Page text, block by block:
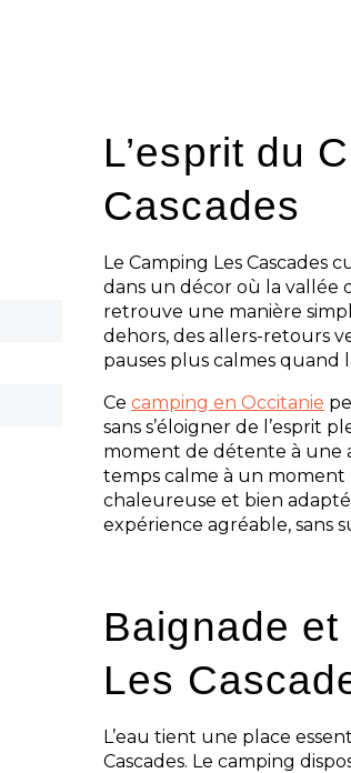
L’esprit du
Cascades
Le Camping Les Cascades
dans un décor où la vallée
retrouve une manière
dehors, des allers-retours
pauses plus calmes quand
Cecamping en Occitanie
sans s’éloigner de l’esprit
moment de détente à une
temps calme à un moment
chaleureuse et bien
expérience agréable, sans
Baignade
Les
L’eau tient une place
Cascades. Le camping